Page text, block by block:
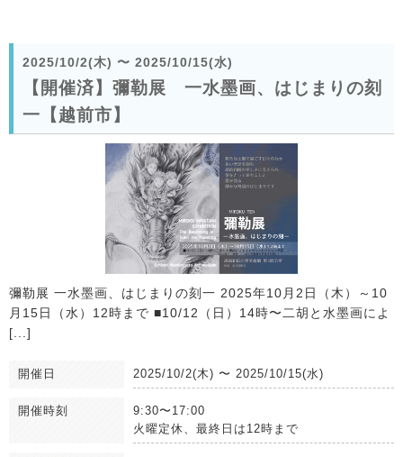
2025/10/2(木) 〜 2025/10/15(水)
【開催済】彌勒展 一水墨画、はじまりの刻
一【越前市】
彌勒展 一水墨画、はじまりの刻一 2025年10月2日（木）～10
月15日（水）12時まで ■10/12（日）14時〜二胡と水墨画によ
[...]
開催日 2025/10/2(木) 〜 2025/10/15(水)
開催時刻
9:30〜17:00
火曜定休、最終日は12時まで